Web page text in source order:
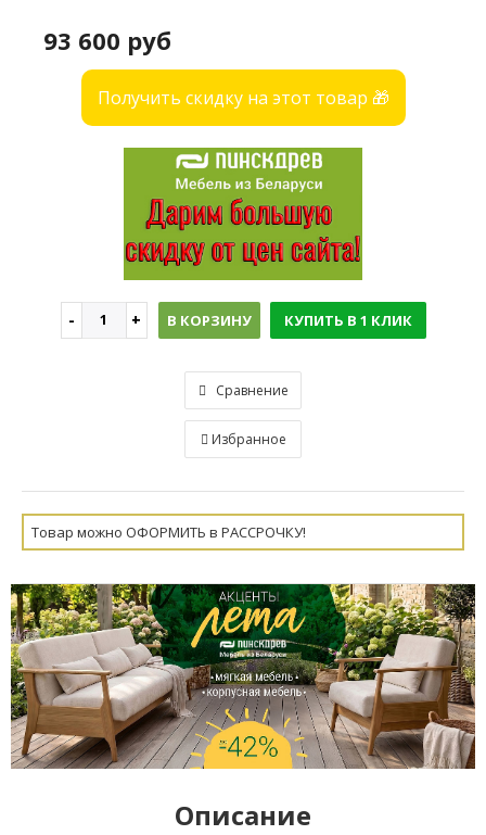
93 600 руб
Получить скидку на этот товар 🎁
В КОРЗИНУ КУПИТЬ В 1 КЛИК
Сравнение
Избранное
Товар можно ОФОРМИТЬ в РАССРОЧКУ!
Описание